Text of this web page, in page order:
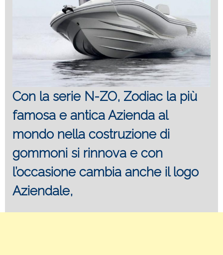
Con la serie N-ZO, Zodiac la più
famosa e antica Azienda al
mondo nella costruzione di
gommoni si rinnova e con
l’occasione cambia anche il logo
Aziendale,